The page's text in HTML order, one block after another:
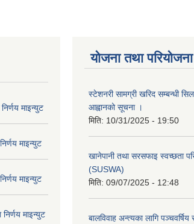
माइन्युट
माइन्युट
माइन्युट
माइन्युट
योजना तथा परियोजना
स्टेशनरी सामग्री खरिद सम्बन्धी
आह्वानको सूचना ।
मिति: 10/31/2025 - 19:50
खानेपानी तथा सरसफाइ स्वच्छता
(SUSWA)
मिति: 09/07/2025 - 12:48
बालविवाह अन्त्यका लागि पञ्चवर्षिय